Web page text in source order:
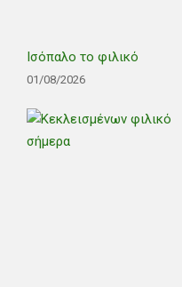
Ισόπαλο το φιλικό
01/08/2026